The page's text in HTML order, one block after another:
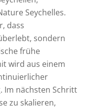
Seychelles.
dass
sondern
frühe
wird aus einem
Im nächsten Schritt
zu skalieren,